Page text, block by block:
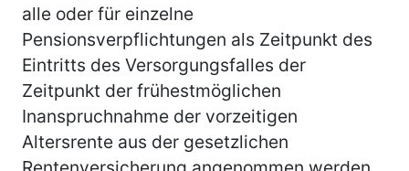
alle oder für einzelne
Pensionsverpflichtungen als Zeitpunkt des
Eintritts des Versorgungsfalles der
Zeitpunkt der frühestmöglichen
Inanspruchnahme der vorzeitigen
Altersrente aus der gesetzlichen